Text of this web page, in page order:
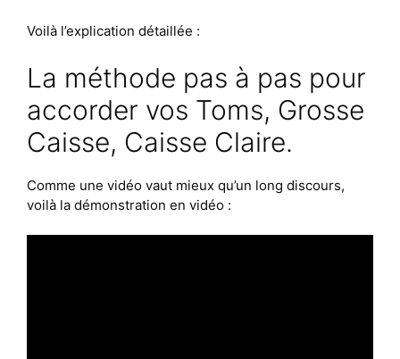
Voilà l’explication détaillée :
La méthode pas à pas pour
accorder vos Toms, Grosse
Caisse, Caisse Claire.
Comme une vidéo vaut mieux qu’un long discours,
voilà la démonstration en vidéo :